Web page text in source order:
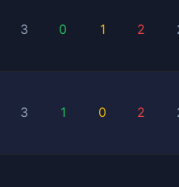
3 0 1 2
3 1 0 2